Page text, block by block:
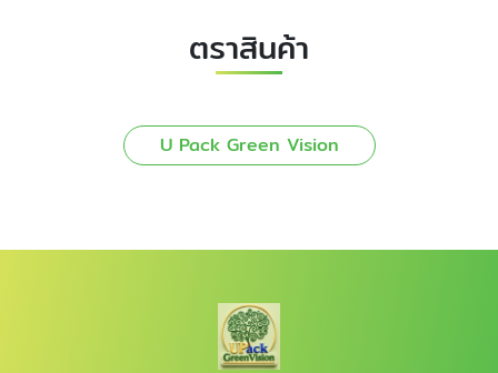
ตราสินค้า
U Pack Green Vision